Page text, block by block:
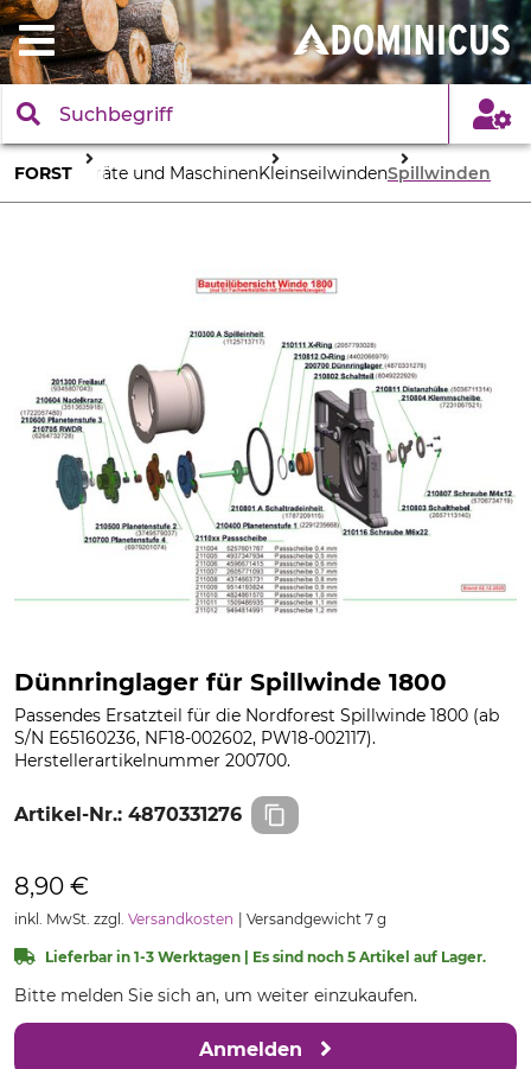
FORST Geräte und MaschinenKleinseilwindenSpillwinden
Dünnringlager für Spillwinde 1800
Passendes Ersatzteil für die Nordforest Spillwinde 1800 (ab
S/N E65160236, NF18-002602, PW18-002117).
Herstellerartikelnummer 200700.
Artikel-Nr.: 4870331276
8,90 €
inkl. MwSt. zzgl. Versandkosten Versandgewicht 7 g
Lieferbar in 1-3 Werktagen | Es sind noch 5 Artikel auf Lager.
Bitte melden Sie sich an, um weiter einzukaufen.
Anmelden